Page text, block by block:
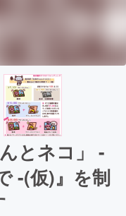
とネコ」 -
-(仮)』を制